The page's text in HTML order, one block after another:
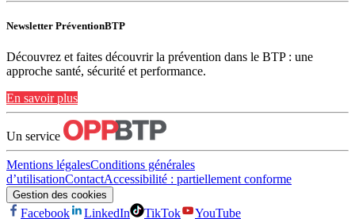
Newsletter PréventionBTP
Découvrez et faites découvrir la prévention dans le BTP : une
approche santé, sécurité et performance.
En savoir plus
Un service
Mentions légalesConditions générales
d’utilisationContactAccessibilité : partiellement conforme
Gestion des cookies
Facebook LinkedIn TikTok YouTube